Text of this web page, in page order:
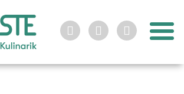
  